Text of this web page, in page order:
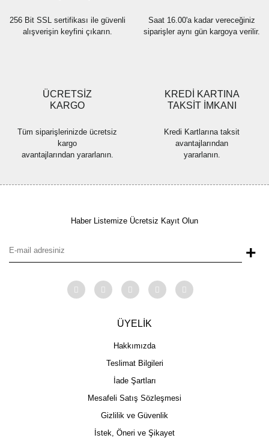
256 Bit SSL sertifikası ile güvenli
alışverişin keyfini çıkarın.
Saat 16.00'a kadar vereceğiniz
siparişler aynı gün kargoya verilir.
ÜCRETSİZ
KARGO
Tüm siparişlerinizde ücretsiz
kargo
avantajlarından yararlanın.
KREDİ KARTINA
TAKSİT İMKANI
Kredi Kartlarına taksit
avantajlarından
yararlanın.
Haber Listemize Ücretsiz Kayıt Olun
+
ÜYELİK
Hakkımızda
Teslimat Bilgileri
İade Şartları
Mesafeli Satış Sözleşmesi
Gizlilik ve Güvenlik
İstek, Öneri ve Şikayet